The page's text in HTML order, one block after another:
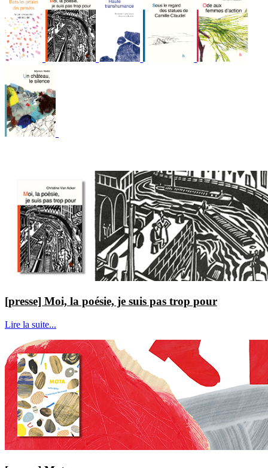
[presse] Moi, la poésie, je suis pas trop pour
Lire la suite...